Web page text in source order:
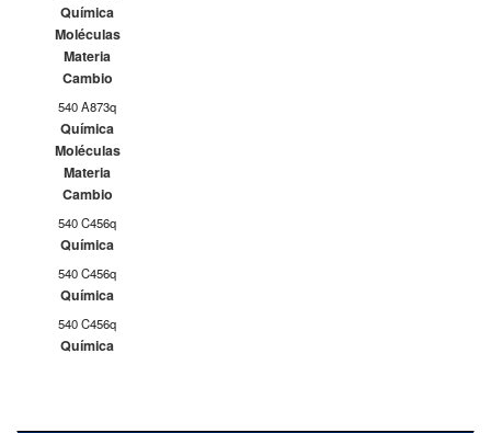
Química
Moléculas
Materia
Cambio
540 A873q
Química
Moléculas
Materia
Cambio
540 C456q
Química
540 C456q
Química
540 C456q
Química